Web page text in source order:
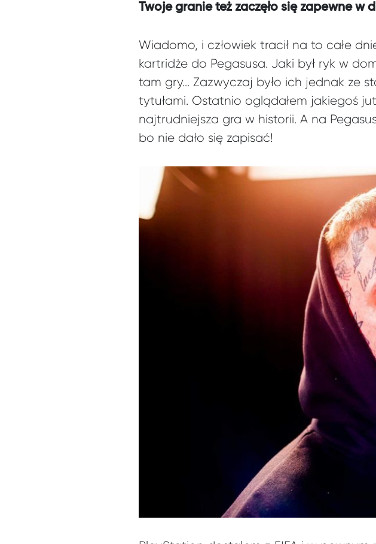
Twoje granie też zaczęło się zapewne w
Wiadomo, i człowiek tracił na to całe
kartridże do Pegasusa. Jaki był ryk w
tam gry… Zazwyczaj było ich jednak ze
tytułami. Ostatnio oglądałem jakiegoś
najtrudniejsza gra w historii. A na
bo nie dało się zapisać!